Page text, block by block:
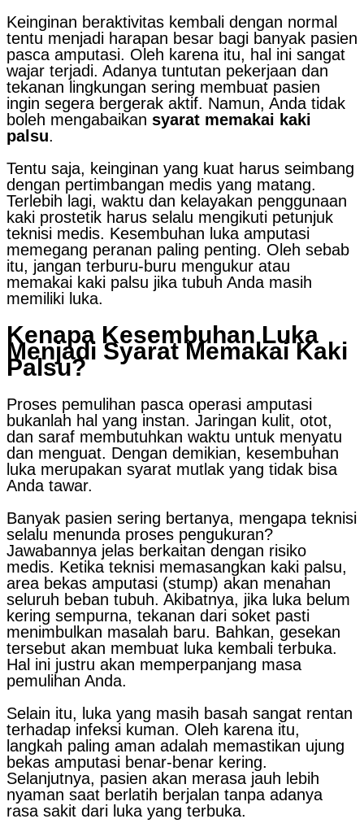
Keinginan beraktivitas kembali dengan normal
tentu menjadi harapan besar bagi banyak pasien
pasca amputasi. Oleh karena itu, hal ini sangat
wajar terjadi. Adanya tuntutan pekerjaan dan
tekanan lingkungan sering membuat pasien
ingin segera bergerak aktif. Namun, Anda tidak
boleh mengabaikan syarat memakai kaki
palsu.
Tentu saja, keinginan yang kuat harus seimbang
dengan pertimbangan medis yang matang.
Terlebih lagi, waktu dan kelayakan penggunaan
kaki prostetik harus selalu mengikuti petunjuk
teknisi medis. Kesembuhan luka amputasi
memegang peranan paling penting. Oleh sebab
itu, jangan terburu-buru mengukur atau
memakai kaki palsu jika tubuh Anda masih
memiliki luka.
Kenapa Kesembuhan Luka
Menjadi Syarat Memakai Kaki
Palsu?
Proses pemulihan pasca operasi amputasi
bukanlah hal yang instan. Jaringan kulit, otot,
dan saraf membutuhkan waktu untuk menyatu
dan menguat. Dengan demikian, kesembuhan
luka merupakan syarat mutlak yang tidak bisa
Anda tawar.
Banyak pasien sering bertanya, mengapa teknisi
selalu menunda proses pengukuran?
Jawabannya jelas berkaitan dengan risiko
medis. Ketika teknisi memasangkan kaki palsu,
area bekas amputasi (stump) akan menahan
seluruh beban tubuh. Akibatnya, jika luka belum
kering sempurna, tekanan dari soket pasti
menimbulkan masalah baru. Bahkan, gesekan
tersebut akan membuat luka kembali terbuka.
Hal ini justru akan memperpanjang masa
pemulihan Anda.
Selain itu, luka yang masih basah sangat rentan
terhadap infeksi kuman. Oleh karena itu,
langkah paling aman adalah memastikan ujung
bekas amputasi benar-benar kering.
Selanjutnya, pasien akan merasa jauh lebih
nyaman saat berlatih berjalan tanpa adanya
rasa sakit dari luka yang terbuka.